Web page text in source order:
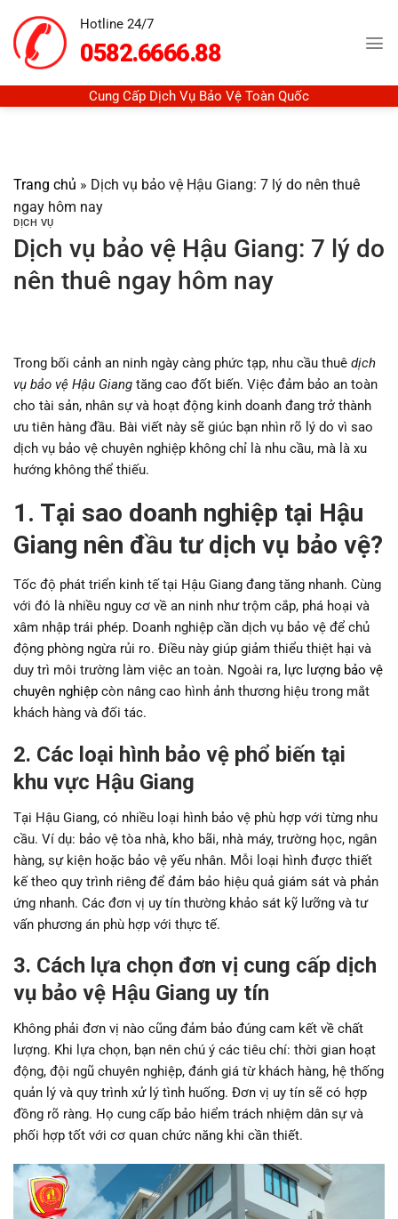
đến
nội
Hotline 24/7
0582.6666.88
Cung Cấp Dịch Vụ Bảo Vệ Toàn Quốc
Trang chủ » Dịch vụ bảo vệ Hậu Giang: 7 lý do nên thuê
ngay hôm nay
DỊCH VỤ
Dịch vụ bảo vệ Hậu Giang: 7 lý do
nên thuê ngay hôm nay
Trong bối cảnh an ninh ngày càng phức tạp, nhu cầu thuê dịch
vụ bảo vệ Hậu Giang tăng cao đốt biến. Việc đảm bảo an toàn
cho tài sản, nhân sự và hoạt động kinh doanh đang trở thành
ưu tiên hàng đầu. Bài viết này sẽ giúc bạn nhìn rõ lý do vì sao
dịch vụ bảo vệ chuyên nghiệp không chỉ là nhu cầu, mà là xu
hướng không thể thiếu.
1. Tại sao doanh nghiệp tại Hậu
Giang nên đầu tư dịch vụ bảo vệ?
Tốc độ phát triển kinh tế tại Hậu Giang đang tăng nhanh. Cùng
với đó là nhiều nguy cơ về an ninh như trộm cắp, phá hoại và
xâm nhập trái phép. Doanh nghiệp cần dịch vụ bảo vệ để chủ
động phòng ngừa rủi ro. Điều này giúp giảm thiểu thiệt hại và
duy trì môi trường làm việc an toàn. Ngoài ra, lực lượng bảo vệ
chuyên nghiệp còn nâng cao hình ảnh thương hiệu trong mắt
khách hàng và đối tác.
2. Các loại hình bảo vệ phổ biến tại
khu vực Hậu Giang
Tại Hậu Giang, có nhiều loại hình bảo vệ phù hợp với từng nhu
cầu. Ví dụ: bảo vệ tòa nhà, kho bãi, nhà máy, trường học, ngân
hàng, sự kiện hoặc bảo vệ yếu nhân. Mỗi loại hình được thiết
kế theo quy trình riêng để đảm bảo hiệu quả giám sát và phản
ứng nhanh. Các đơn vị uy tín thường khảo sát kỹ lưỡng và tư
vấn phương án phù hợp với thực tế.
3. Cách lựa chọn đơn vị cung cấp dịch
vụ bảo vệ Hậu Giang uy tín
Không phải đơn vị nào cũng đảm bảo đúng cam kết về chất
lượng. Khi lựa chọn, bạn nên chú ý các tiêu chí: thời gian hoạt
động, đội ngũ chuyên nghiệp, đánh giá từ khách hàng, hệ thống
quản lý và quy trình xử lý tình huống. Đơn vị uy tín sẽ có hợp
đồng rõ ràng. Họ cung cấp bảo hiểm trách nhiệm dân sự và
phối hợp tốt với cơ quan chức năng khi cần thiết.